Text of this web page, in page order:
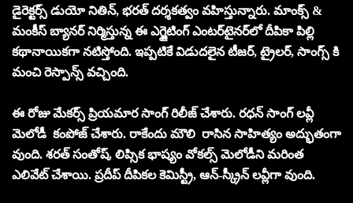
డైరెక్టర్స్ డుయో నితిన్, భరత్ దర్శకత్వం వహిస్తున్నారు. మాంక్స్ &
మంకీస్ బ్యానర్ నిర్మిస్తున్న ఈ ఎగ్జైటింగ్ ఎంటర్‌టైనర్‌లో దీపికా పిల్లి
కథానాయికగా నటిస్తోంది. ఇప్పటికే విడుదలైన టీజర్, ట్రైలర్, సాంగ్స్ కి
మంచి రెస్పాన్స్ వచ్చింది.
ఈ రోజు మేకర్స్ ప్రియమార సాంగ్ రిలీజ్ చేశారు. రధన్ సాంగ్ లవ్లీ
మెలోడీ కంపోజ్ చేశారు. రాకేందు మౌలి రాసిన సాహిత్యం అద్భుతంగా
వుంది. శరత్ సంతోష్, లిప్సిక భాష్యం వోకల్స్ మెలోడీని మరింత
ఎలివేట్ చేశాయి. ప్రదీప్ దీపికల కెమిస్ట్రీ, ఆన్-స్క్రీన్ లవ్లీగా వుంది.